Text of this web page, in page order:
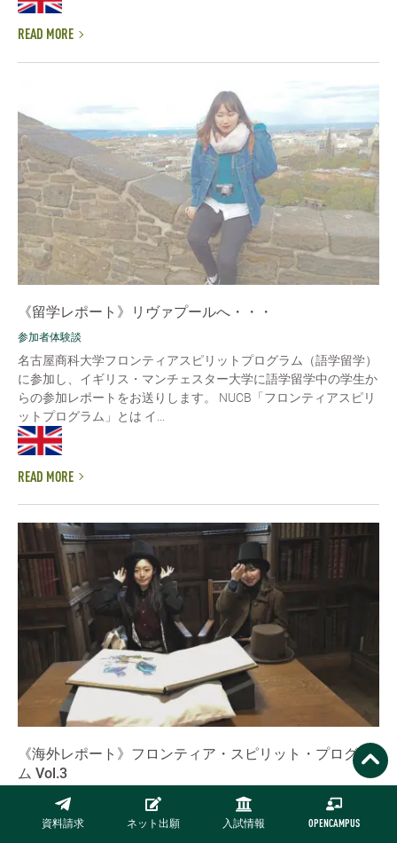
資料請求 ネット出願 入試情報 OPENCAMPUS
READ MORE
《留学レポート》リヴァプールへ・・・
参加者体験談
名古屋商科大学フロンティアスピリットプログラム（語学留学）
に参加し、イギリス・マンチェスター大学に語学留学中の学生か
らの参加レポートをお送りします。 NUCB「フロンティアスピリ
ットプログラム」とは イ...
READ MORE
《海外レポート》フロンティア・スピリット・プログラ
ム Vol.3
参加者体験談
NUCB「フロンティアスピリットプログラム」とは イギリスのマ